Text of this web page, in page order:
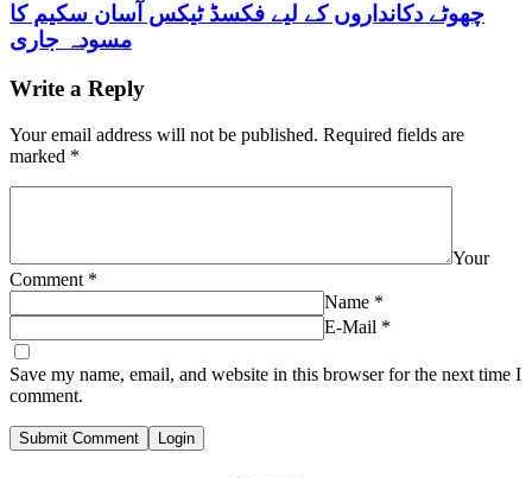
چھوٹے دکانداروں کے لیے فکسڈ ٹیکس آسان سکیم کا
مسودہ جاری
Write a Reply
Your email address will not be published. Required fields are
marked *
Your
Comment *
Name *
E-Mail *
Save my name, email, and website in this browser for the next time I
comment.
Submit Comment Login